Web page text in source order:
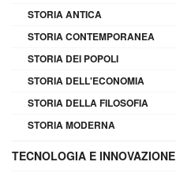
STORIA ANTICA
STORIA CONTEMPORANEA
STORIA DEI POPOLI
STORIA DELL'ECONOMIA
STORIA DELLA FILOSOFIA
STORIA MODERNA
TECNOLOGIA E INNOVAZIONE